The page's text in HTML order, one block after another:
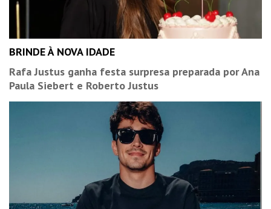
BRINDE À NOVA IDADE
Rafa Justus ganha festa surpresa preparada por Ana
Paula Siebert e Roberto Justus